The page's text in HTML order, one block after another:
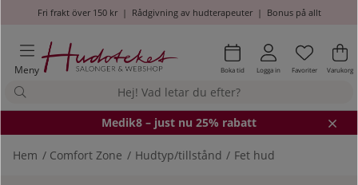
Fri frakt över 150 kr| Rådgivning av hudterapeuter| Bonus på allt
Meny Boka tid Logga in Antal i
.
Favoriter .
Varukorg
Medik8 – just nu 25% rabatt
Hem Comfort Zone Hudtyp/tillstånd Fet hud